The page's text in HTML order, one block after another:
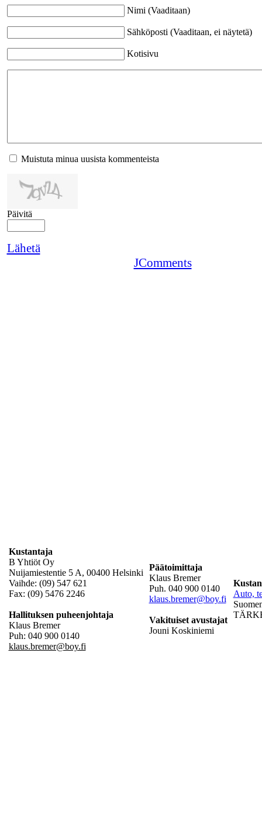
Nimi (Vaaditaan)
Sähköposti (Vaaditaan, ei näytetä)
Kotisivu
Muistuta minua uusista kommenteista
Päivitä
Lähetä
JComments
Kustantaja
B Yhtiöt Oy
Nuijamiestentie 5 A, 00400 Helsinki
Vaihde: (09) 547 621
Fax: (09) 5476 2246
Hallituksen puheenjohtaja
Klaus Bremer
Puh: 040 900 0140
klaus.bremer@boy.fi
Päätoimittaja
Klaus Bremer
Puh. 040 900 0140
klaus.bremer@boy.fi
Vakituiset avustajat
Jouni Koskiniemi
Auto,